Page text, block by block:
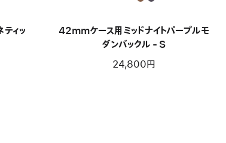
ィッ
42mmケース用ミッドナイトパープルモ
ダンバックル - S
24,800円